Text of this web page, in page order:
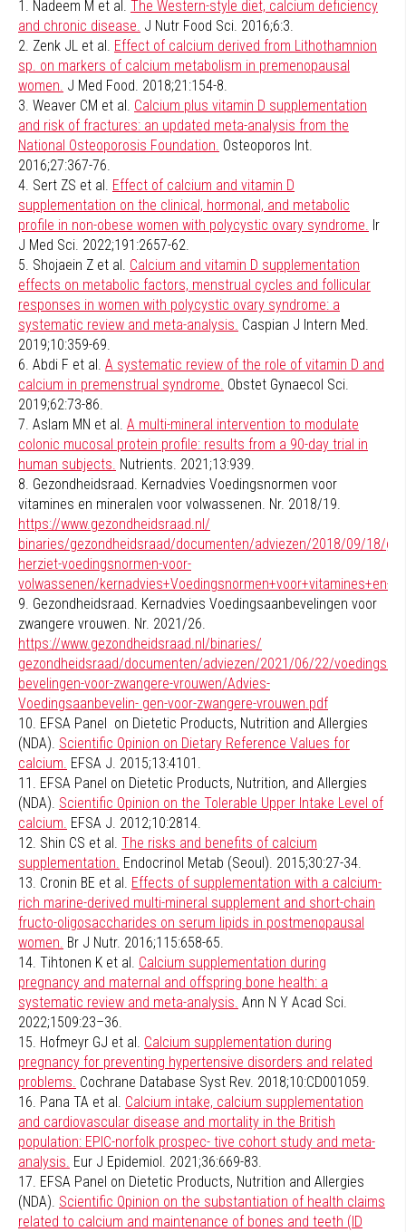
1. Nadeem M et al. The Western-style diet, calcium deficiency
and chronic disease. J Nutr Food Sci. 2016;6:3.
2. Zenk JL et al. Effect of calcium derived from Lithothamnion
sp. on markers of calcium metabolism in premenopausal
women. J Med Food. 2018;21:154-8.
3. Weaver CM et al. Calcium plus vitamin D supplementation
and risk of fractures: an updated meta-analysis from the
National Osteoporosis Foundation. Osteoporos Int.
2016;27:367-76.
4. Sert ZS et al. Effect of calcium and vitamin D
supplementation on the clinical, hormonal, and metabolic
profile in non-obese women with polycystic ovary syndrome. Ir
J Med Sci. 2022;191:2657-62.
5. Shojaein Z et al. Calcium and vitamin D supplementation
effects on metabolic factors, menstrual cycles and follicular
responses in women with polycystic ovary syndrome: a
systematic review and meta-analysis. Caspian J Intern Med.
2019;10:359-69.
6. Abdi F et al. A systematic review of the role of vitamin D and
calcium in premenstrual syndrome. Obstet Gynaecol Sci.
2019;62:73-86.
7. Aslam MN et al. A multi-mineral intervention to modulate
colonic mucosal protein profile: results from a 90-day trial in
human subjects. Nutrients. 2021;13:939.
8. Gezondheidsraad. Kernadvies Voedingsnormen voor
vitamines en mineralen voor volwassenen. Nr. 2018/19.
https://www.gezondheidsraad.nl/
binaries/gezondheidsraad/documenten/adviezen/2018/09/18/
herziet-voedingsnormen-voor-
volwassenen/
9. Gezondheidsraad. Kernadvies Voedingsaanbevelingen voor
zwangere vrouwen. Nr. 2021/26.
https://www.gezondheidsraad.nl/binaries/
gezondheidsraad/documenten/adviezen/2021/06/22/
bevelingen-voor-zwangere-vrouwen/Advies-
Voedingsaanbevelin- gen-voor-zwangere-vrouwen.pdf
10. EFSA Panel on Dietetic Products, Nutrition and Allergies
(NDA). Scientific Opinion on Dietary Reference Values for
calcium. EFSA J. 2015;13:4101.
11. EFSA Panel on Dietetic Products, Nutrition, and Allergies
(NDA). Scientific Opinion on the Tolerable Upper Intake Level of
calcium. EFSA J. 2012;10:2814.
12. Shin CS et al. The risks and benefits of calcium
supplementation. Endocrinol Metab (Seoul). 2015;30:27-34.
13. Cronin BE et al. Effects of supplementation with a calcium-
rich marine-derived multi-mineral supplement and short-chain
fructo-oligosaccharides on serum lipids in postmenopausal
women. Br J Nutr. 2016;115:658-65.
14. Tihtonen K et al. Calcium supplementation during
pregnancy and maternal and offspring bone health: a
systematic review and meta-analysis. Ann N Y Acad Sci.
2022;1509:23–36.
15. Hofmeyr GJ et al. Calcium supplementation during
pregnancy for preventing hypertensive disorders and related
problems. Cochrane Database Syst Rev. 2018;10:CD001059.
16. Pana TA et al. Calcium intake, calcium supplementation
and cardiovascular disease and mortality in the British
population: EPIC-norfolk prospec- tive cohort study and meta-
analysis. Eur J Epidemiol. 2021;36:669-83.
17. EFSA Panel on Dietetic Products, Nutrition and Allergies
(NDA). Scientific Opinion on the substantiation of health claims
related to calcium and maintenance of bones and teeth (ID